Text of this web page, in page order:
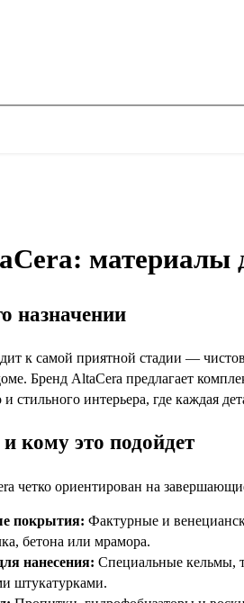
материалы
назначении
к самой приятной стадии —
Бренд AltaCera предлагает
стильного интерьера, где каждая
кому это подойдет
четко ориентирован на
покрытия: Фактурные и
бетона или мрамора.
нанесения: Специальные кельмы,
штукатурками.